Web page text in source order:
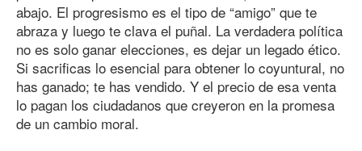
abajo. El progresismo es el tipo de “amigo” que te
abraza y luego te clava el puñal. La verdadera política
no es solo ganar elecciones, es dejar un legado ético.
Si sacrificas lo esencial para obtener lo coyuntural, no
has ganado; te has vendido. Y el precio de esa venta
lo pagan los ciudadanos que creyeron en la promesa
de un cambio moral.